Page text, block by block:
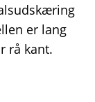
er lang
rå kant.